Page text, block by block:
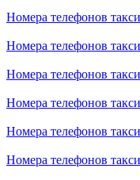
Номера телефонов
Номера телефонов
Номера телефонов
Номера телефонов
Номера телефонов
Номера телефонов